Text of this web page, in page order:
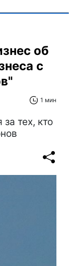
об
с
1 мин
тех, кто